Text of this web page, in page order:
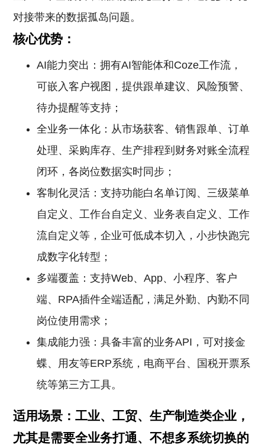
对接带来的数据孤岛问题。
核心优势：
AI能力突出：拥有AI智能体和Coze工作流，
可嵌入客户视图，提供跟单建议、风险预警、
待办提醒等支持；
全业务一体化：从市场获客、销售跟单、订单
处理、采购库存、生产排程到财务对账全流程
闭环，各岗位数据实时同步；
客制化灵活：支持功能白名单订阅、三级菜单
自定义、工作台自定义、业务表自定义、工作
流自定义等，企业可低成本切入，小步快跑完
成数字化转型；
多端覆盖：支持Web、App、小程序、客户
端、RPA插件全端适配，满足外勤、内勤不同
岗位使用需求；
集成能力强：具备丰富的业务API，可对接金
蝶、用友等ERP系统，电商平台、国税开票系
统等第三方工具。
适用场景：工业、工贸、生产制造类企业，
尤其是需要全业务打通、不想多系统切换的